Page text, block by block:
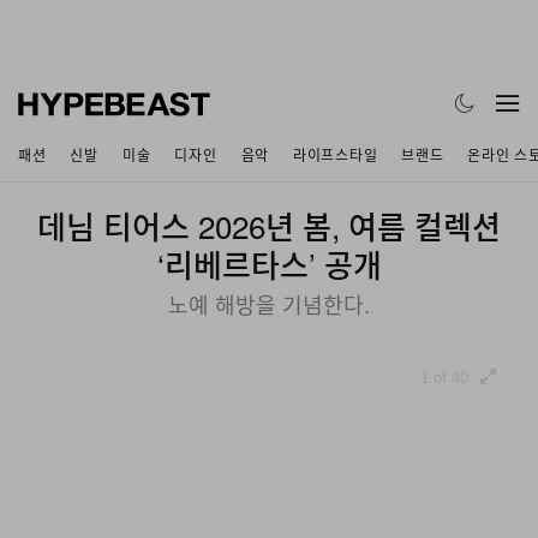
패션 신발 미술 디자인 음악 라이프스타일 브랜드 온라인 스
데님 티어스 2026년 봄, 여름 컬렉션
‘리베르타스’ 공개
노예 해방을 기념한다.